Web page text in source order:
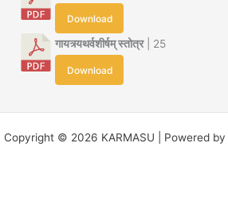
Download
गायत्र्यथर्वशीर्षम् स्तोत्र| 25
Download
Copyright © 2026 KARMASU | Powered by